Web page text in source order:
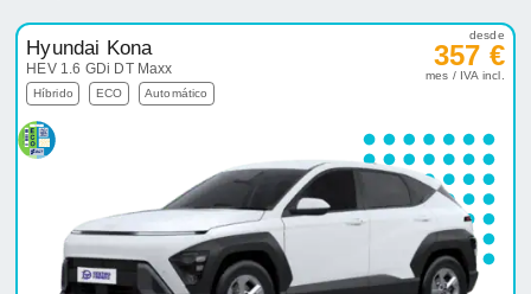
Hyundai Kona
HEV 1.6 GDi DT Maxx
Híbrido ECO Automático
desde
357 €
mes / IVA incl.